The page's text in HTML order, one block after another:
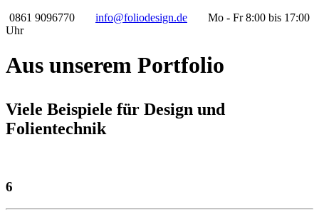
0861 9096770
info@foliodesign.de
Mo - Fr 8:00 bis 17:00
Uhr
Aus unserem Portfolio
Viele Beispiele für Design und
Folientechnik
6